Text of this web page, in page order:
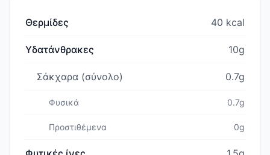
Θερμίδες 40 kcal
Υδατάνθρακες 10g
Σάκχαρα (σύνολο) 0.7g
Φυσικά 0.7g
Προστιθέμενα 0g